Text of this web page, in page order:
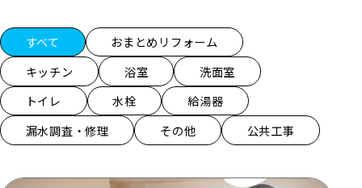
施工事例一覧
すべて
おまとめリフォーム
キッチン
浴室
洗面室
トイレ
水栓
給湯器
漏水調査・修理
その他 公共工事